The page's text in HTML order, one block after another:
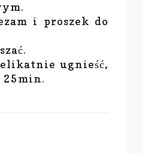
i proszek do
ugnieść,
25min.